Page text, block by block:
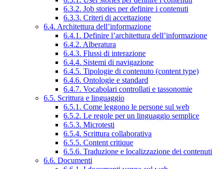
6.3.2. Job stories per definire i contenuti
6.3.3. Criteri di accettazione
6.4. Architettura dell’informazione
6.4.1. Definire l’architettura dell’informazione
6.4.2. Alberatura
6.4.3. Flussi di interazione
6.4.4. Sistemi di navigazione
6.4.5. Tipologie di contenuto (content type)
6.4.6. Ontologie e standard
6.4.7. Vocabolari controllati e tassonomie
6.5. Scrittura e linguaggio
6.5.1. Come leggono le persone sul web
6.5.2. Le regole per un linguaggio semplice
6.5.3. Microtesti
6.5.4. Scrittura collaborativa
6.5.5. Content critique
6.5.6. Traduzione e localizzazione dei contenuti
6.6. Documenti